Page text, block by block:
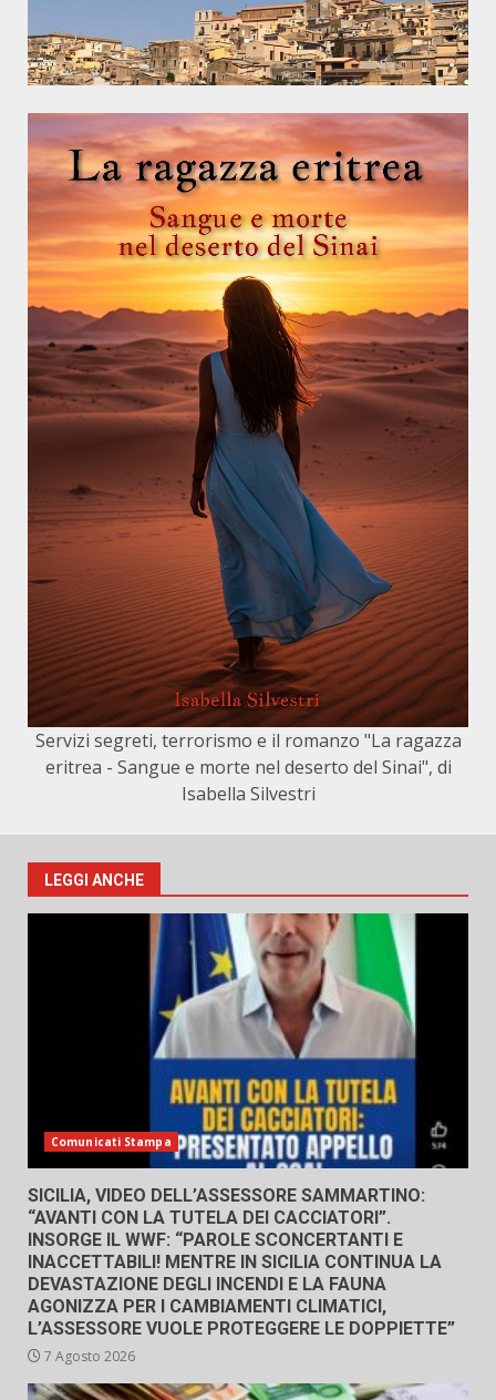
Servizi segreti, terrorismo e il romanzo "La ragazza
eritrea - Sangue e morte nel deserto del Sinai", di
Isabella Silvestri
LEGGI ANCHE
Comunicati Stampa
SICILIA, VIDEO DELL’ASSESSORE SAMMARTINO:
“AVANTI CON LA TUTELA DEI CACCIATORI”.
INSORGE IL WWF: “PAROLE SCONCERTANTI E
INACCETTABILI! MENTRE IN SICILIA CONTINUA LA
DEVASTAZIONE DEGLI INCENDI E LA FAUNA
AGONIZZA PER I CAMBIAMENTI CLIMATICI,
L’ASSESSORE VUOLE PROTEGGERE LE DOPPIETTE”
7 Agosto 2026